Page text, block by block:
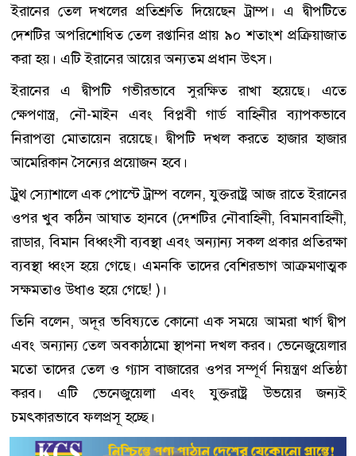
ইরানের তেল দখলের প্রতিশ্রুতি দিয়েছেন ট্রাম্প। এ দ্বীপটিতে
দেশটির অপরিশোধিত তেল রপ্তানির প্রায় ৯০ শতাংশ প্রক্রিয়াজাত
করা হয়। এটি ইরানের আয়ের অন্যতম প্রধান উৎস।
ইরানের এ দ্বীপটি গভীরভাবে সুরক্ষিত রাখা হয়েছে। এতে
ক্ষেপণাস্ত্র, নৌ-মাইন এবং বিপ্লবী গার্ড বাহিনীর ব্যাপকভাবে
নিরাপত্তা মোতায়েন রয়েছে। দ্বীপটি দখল করতে হাজার হাজার
আমেরিকান সৈন্যের প্রয়োজন হবে।
ট্রুথ স্যোশালে এক পোস্টে ট্রাম্প বলেন, যুক্তরাষ্ট্র আজ রাতে ইরানের
ওপর খুব কঠিন আঘাত হানবে (দেশটির নৌবাহিনী, বিমানবাহিনী,
রাডার, বিমান বিধ্বংসী ব্যবস্থা এবং অন্যান্য সকল প্রকার প্রতিরক্ষা
ব্যবস্থা ধ্বংস হয়ে গেছে। এমনকি তাদের বেশিরভাগ আক্রমণাত্মক
সক্ষমতাও উধাও হয়ে গেছে! )।
তিনি বলেন, অদূর ভবিষ্যতে কোনো এক সময়ে আমরা খার্গ দ্বীপ
এবং অন্যান্য তেল অবকাঠামো স্থাপনা দখল করব। ভেনেজুয়েলার
মতো তাদের তেল ও গ্যাস বাজারের ওপর সম্পূর্ণ নিয়ন্ত্রণ প্রতিষ্ঠা
করব। এটি ভেনেজুয়েলা এবং যুক্তরাষ্ট্র উভয়ের জন্যই
চমৎকারভাবে ফলপ্রসূ হচ্ছে।